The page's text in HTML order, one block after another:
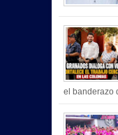
el banderazo